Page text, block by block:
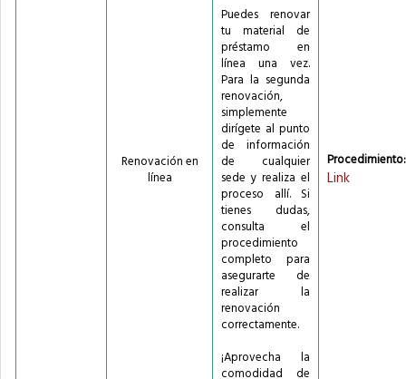
Renovación en
línea
Puedes renovar
tu material de
préstamo en
línea una vez.
Para la segunda
renovación,
simplemente
dirígete al punto
de información
de cualquier
sede y realiza el
proceso allí. Si
tienes dudas,
consulta el
procedimiento
completo para
asegurarte de
realizar la
renovación
correctamente.
¡Aprovecha la
comodidad de
Procedimiento:
Link